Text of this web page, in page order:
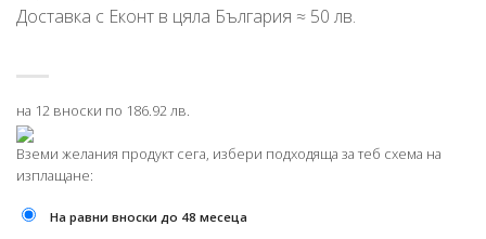
Доставка с Еконт в цяла България ≈ 50 лв.
на 12 вноски по 186.92 лв.
Вземи желания продукт сега, избери подходяща за теб схема на
изплащане:
На равни вноски до 48 месеца